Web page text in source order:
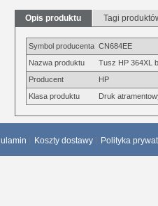
Opis produktu Tagi
Symbol producenta CN684EE
Nazwa produktu
Tusz HP 364XL
Producent
HP
Klasa produktu
Druk
Koszty dostawy Polityka